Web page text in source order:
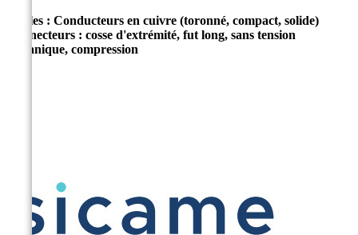
Câbles : Conducteurs en cuivre (toronné, compact, solide)
Connecteurs : cosse d'extrémité, fut long, sans tension
mécanique, compression